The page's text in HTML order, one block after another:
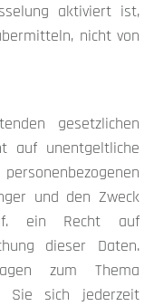
aktiviert ist,
nicht von
gesetzlichen
auf unentgeltliche
und den Zweck
ein Recht auf
dieser Daten.
zum Thema
Sie sich jederzeit